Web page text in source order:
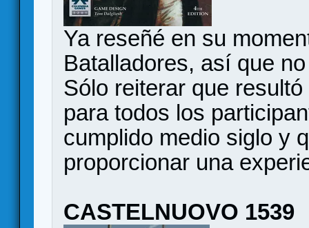
Ya reseñé en su
Batalladores, así que
Sólo reiterar que
para todos los
cumplido medio siglo y
proporcionar una
CASTELNUOVO 1539